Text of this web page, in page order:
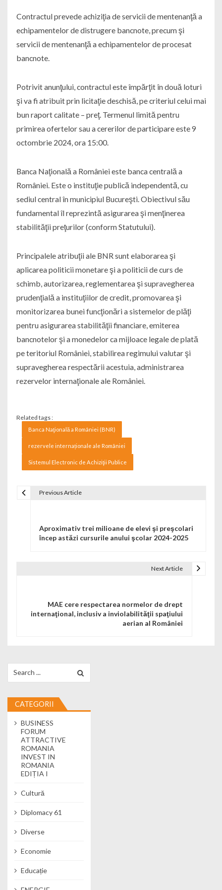
Contractul prevede achiziţia de servicii de mentenanţă a
echipamentelor de distrugere bancnote, precum şi
servicii de mentenanţă a echipamentelor de procesat
bancnote.
Potrivit anunţului, contractul este împărţit în două loturi
şi va fi atribuit prin licitaţie deschisă, pe criteriul celui mai
bun raport calitate – preţ. Termenul limită pentru
primirea ofertelor sau a cererilor de participare este 9
octombrie 2024, ora 15:00.
Banca Naţională a României este banca centrală a
României. Este o instituţie publică independentă, cu
sediul central în municipiul Bucureşti. Obiectivul său
fundamental îl reprezintă asigurarea şi menţinerea
stabilităţii preţurilor (conform Statutului).
Principalele atribuţii ale BNR sunt elaborarea şi
aplicarea politicii monetare şi a politicii de curs de
schimb, autorizarea, reglementarea şi supravegherea
prudenţială a instituţiilor de credit, promovarea şi
monitorizarea bunei funcţionări a sistemelor de plăţi
pentru asigurarea stabilităţii financiare, emiterea
bancnotelor şi a monedelor ca mijloace legale de plată
pe teritoriul României, stabilirea regimului valutar şi
supravegherea respectării acestuia, administrarea
rezervelor internaţionale ale României.
Related tags :
Banca Naţională a României (BNR)
rezervele internaționale ale României
Sistemul Electronic de Achiziţii Publice
Previous Article
Aproximativ trei milioane de elevi şi preşcolari
încep astăzi cursurile anului şcolar 2024-2025
Next Article
MAE cere respectarea normelor de drept
internaţional, inclusiv a inviolabilităţii spaţiului
aerian al României
CATEGORII
BUSINESS
FORUM
ATTRACTIVE
ROMANIA
INVEST IN
ROMANIA
EDIȚIA I
Cultură
Diplomacy 61
Diverse
Economie
Educație